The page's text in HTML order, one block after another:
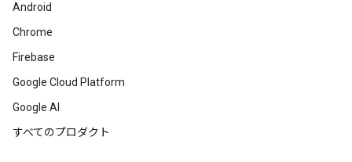
Android
Chrome
Firebase
Google Cloud Platform
Google AI
すべてのプロダクト